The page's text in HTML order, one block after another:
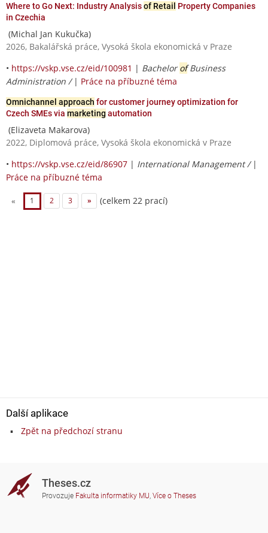
Where to Go Next: Industry Analysisof Retail Property Companies
in Czechia
(Michal Jan Kukučka)
2026, Bakalářská práce, Vysoká škola ekonomická v Praze
• https://vskp.vse.cz/eid/100981 | BachelorofBusiness
Administration / | Práce na příbuzné téma
Omnichannel approach for customer journey optimization for
Czech SMEs via marketing automation
(Elizaveta Makarova)
2022, Diplomová práce, Vysoká škola ekonomická v Praze
• https://vskp.vse.cz/eid/86907 | International Management / |
Práce na příbuzné téma
« 1 2 3 » (celkem 22 prací)
Další aplikace
Zpět na předchozí stranu
Theses.cz
Provozuje Fakulta informatiky MU, Více o Theses